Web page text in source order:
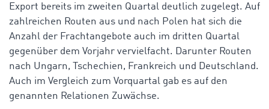
Export bereits im zweiten Quartal deutlich zugelegt. Auf
zahlreichen Routen aus und nach Polen hat sich die
Anzahl der Frachtangebote auch im dritten Quartal
gegenüber dem Vorjahr vervielfacht. Darunter Routen
nach Ungarn, Tschechien, Frankreich und Deutschland.
Auch im Vergleich zum Vorquartal gab es auf den
genannten Relationen Zuwächse.